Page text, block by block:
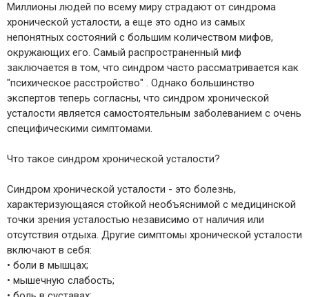
Миллионы людей по всему миру страдают от синдрома
хронической усталости, а еще это одно из самых
непонятных состояний с большим количеством мифов,
окружающих его. Самый распространенный миф
заключается в том, что синдром часто рассматривается как
"психическое расстройство" . Однако большинство
экспертов теперь согласны, что синдром хронической
усталости является самостоятельным заболеванием с очень
специфическими симптомами.
Что такое синдром хронической усталости?
Синдром хронической усталости - это болезнь,
характеризующаяся стойкой необъяснимой с медицинской
точки зрения усталостью независимо от наличия или
отсутствия отдыха. Другие симптомы хронической усталости
включают в себя:
• боли в мышцах;
• мышечную слабость;